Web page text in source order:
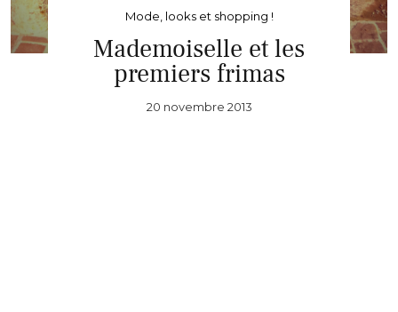
Mode, looks et shopping !
Mademoiselle et les
premiers frimas
20 novembre 2013